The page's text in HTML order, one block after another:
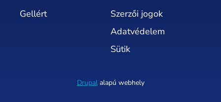
Gellért
Szerzői jogok
Adatvédelem
Sütik
Drupalalapú webhely